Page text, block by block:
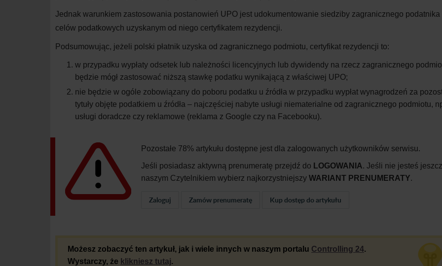
Jednak warunkiem zastosowania postanowień UPO jest udokumentowanie siedziby zagranicznego podatnika
celów podatkowych uzyskanym od niego certyfikatem rezydencji.
Podsumowując, jeżeli polski płatnik uzyska od zagranicznego podmiotu, certyfikat rezydencji to:
w przypadku wypłaty odsetek lub należności licencyjnych lub dywidendy na rzecz zagranicznego
będzie mógł zastosować niższą stawkę podatku wynikającą z właściwej UPO;
nie będzie w ogóle zobowiązany do poboru podatku u źródła w przypadku wypłat wynagrodzeń za
tytuły objęte podatkiem u źródła – najczęściej nabyte usługi niematerialne od zagranicznego podmiotu,
usługi doradcze czy reklamowe (reklama z Google czy na Facebooku).
Pozostałe 78% artykułu dostępne jest dla zalogowanych użytkowników serwisu.
Jeśli posiadasz aktywną prenumeratę przejdź do LOGOWANIA. Jeśli nie jesteś
naszym Czytelnikiem wybierz najkorzystniejszy WARIANT PRENUMERATY.
Zaloguj Zamów prenumeratę Kup dostęp do artykułu
Możesz zobaczyć ten artykuł, jak i wiele innych w naszym portalu Controlling 24.
Wystarczy, że klikniesz tutaj.